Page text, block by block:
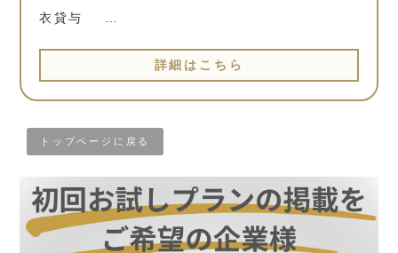
衣貸与 …
詳細はこちら
トップページに戻る